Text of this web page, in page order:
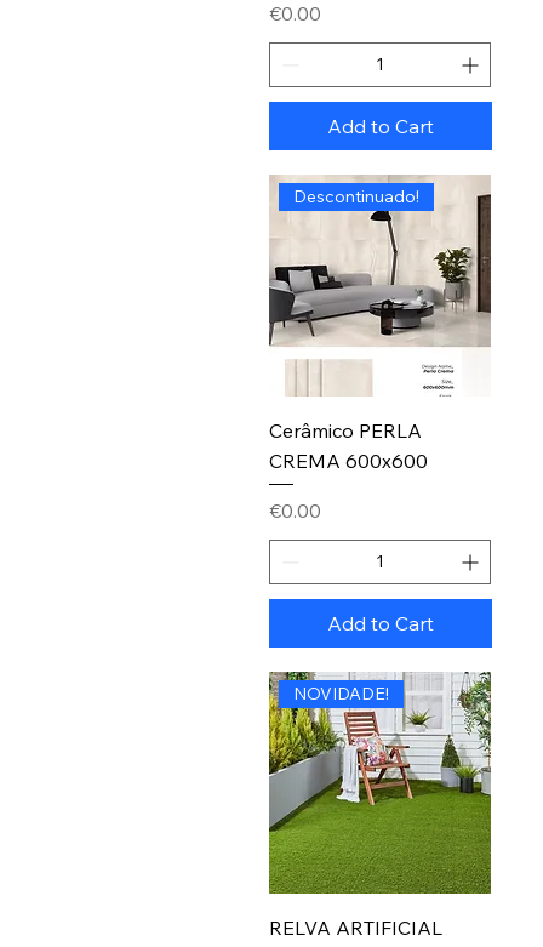
Price
€0.00
Add to Cart
Descontinuado!
Cerâmico PERLA
CREMA 600x600
Price
€0.00
Add to Cart
NOVIDADE!
RELVA ARTIFICIAL